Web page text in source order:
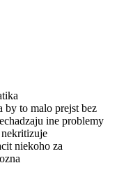
by to malo prejst bez
ine problemy
niekoho za